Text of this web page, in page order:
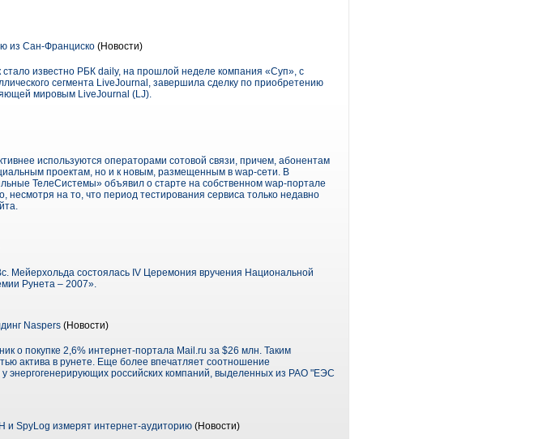
из Сан-Франциско (Новости)
известно РБК daily, на прошлой неделе компания «Суп», с
сегмента LiveJournal, завершила сделку по приобретению
мировым LiveJournal (LJ).
используются операторами сотовой связи, причем, абонентам
проектам, но и к новым, размещенным в wap-сети. В
ТелеСистемы» объявил о старте на собственном wap-портале
на то, что период тестирования сервиса только недавно
Мейерхольда состоялась IV Церемония вручения Национальной
Рунета – 2007».
Naspers (Новости)
о покупке 2,6% интернет-портала Mail.ru за $26 млн. Таким
актива в рунете. Еще более впечатляет соотношение
энергогенерирующих российских компаний, выделенных из РАО "ЕЭС
и SpyLog измерят интернет-аудиторию (Новости)